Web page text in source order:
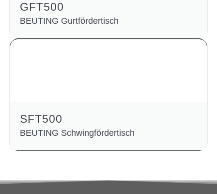
GFT500
BEUTING Gurtfördertisch
SFT500
BEUTING Schwingfördertisch